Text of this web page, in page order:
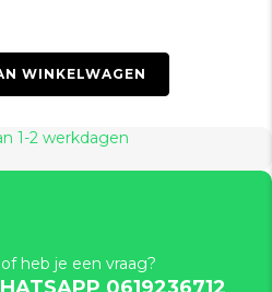
WINKELWAGEN
1-2 werkdagen
heb je een vraag?